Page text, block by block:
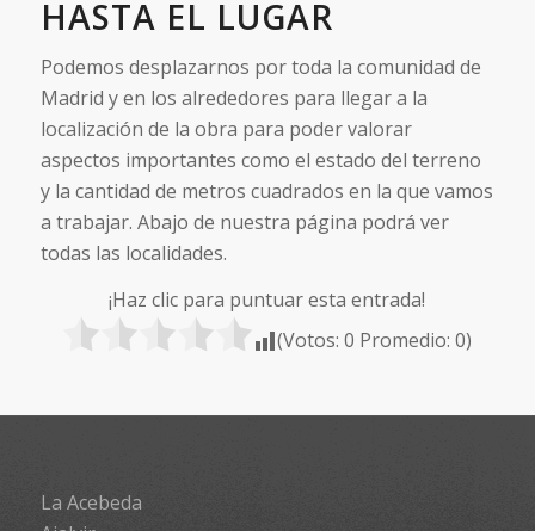
HASTA EL LUGAR
Podemos desplazarnos por toda la comunidad de
Madrid y en los alrededores para llegar a la
localización de la obra para poder valorar
aspectos importantes como el estado del terreno
y la cantidad de metros cuadrados en la que vamos
a trabajar. Abajo de nuestra página podrá ver
todas las localidades.
¡Haz clic para puntuar esta entrada!
(Votos:0 Promedio:0)
La Acebeda